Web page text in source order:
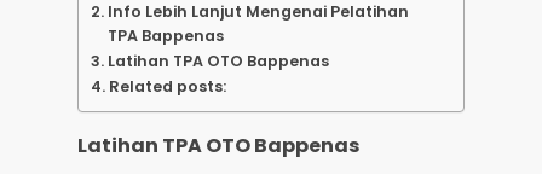
Info Lebih Lanjut Mengenai Pelatihan
TPA Bappenas
Latihan TPA OTO Bappenas
Related posts:
Latihan TPA OTO Bappenas